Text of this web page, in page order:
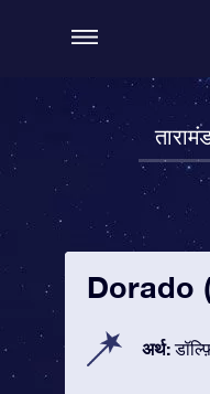
Dorado
अर्थ: